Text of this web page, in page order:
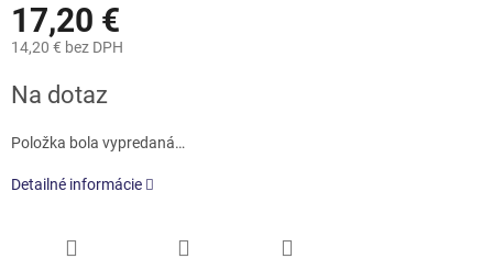
17,20 €
14,20 € bez DPH
cena:
Na dotaz
Položka bola vypredaná…
Detailné informácie